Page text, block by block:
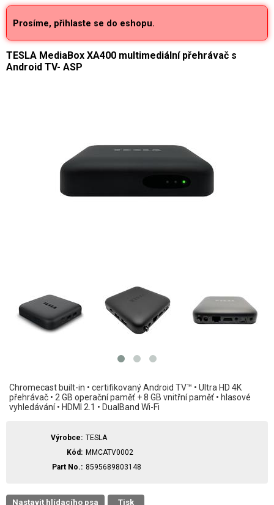
Prosíme, přihlaste se do eshopu.
TESLA MediaBox XA400 multimediální přehrávač s
Android TV- ASP
Chromecast built-in • certifikovaný Android TV™ • Ultra HD 4K
přehrávač • 2 GB operační paměť + 8 GB vnitřní paměť • hlasové
vyhledávání • HDMI 2.1 • DualBand Wi-Fi
Výrobce
TESLA
Kód
MMCATV0002
Part No.
8595689803148
Nastavit hlídacího psa Tisk